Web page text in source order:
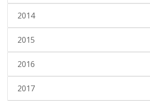
2014
2015
2016
2017